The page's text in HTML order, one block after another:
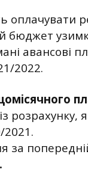
бюджет
авансові
2022.
із розрахунку,
за